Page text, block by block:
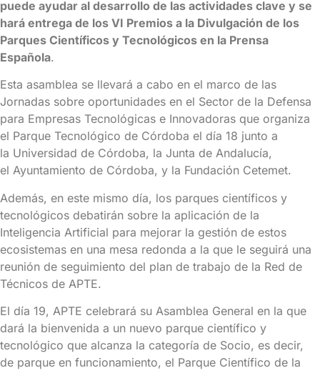
puede ayudar al desarrollo de las actividades clave y se
hará entrega de los VI Premios a la Divulgación de los
Parques Científicos y Tecnológicos en la Prensa
Española.
Esta asamblea se llevará a cabo en el marco de las
Jornadas sobre oportunidades en el Sector de la Defensa
para Empresas Tecnológicas e Innovadoras que organiza
el Parque Tecnológico de Córdoba el día 18 junto a
la Universidad de Córdoba, la Junta de Andalucía,
el Ayuntamiento de Córdoba, y la Fundación Cetemet.
Además, en este mismo día, los parques científicos y
tecnológicos debatirán sobre la aplicación de la
Inteligencia Artificial para mejorar la gestión de estos
ecosistemas en una mesa redonda a la que le seguirá una
reunión de seguimiento del plan de trabajo de la Red de
Técnicos de APTE.
El día 19, APTE celebrará su Asamblea General en la que
dará la bienvenida a un nuevo parque científico y
tecnológico que alcanza la categoría de Socio, es decir,
de parque en funcionamiento, el Parque Científico de la